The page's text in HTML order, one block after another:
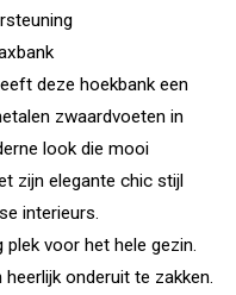
deze hoekbank een
zwaardvoeten in
look die mooi
zijn elegante chic stijl
interieurs.
voor het hele gezin.
onderuit te zakken.